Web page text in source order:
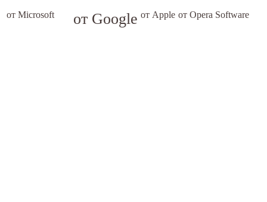
от Microsoft
от Google от Apple от Opera Software